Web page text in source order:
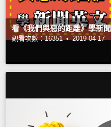
看《我們與惡的距離》學新
觀看次數：16351 • 2019-04-17